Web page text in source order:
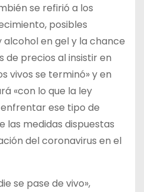
se refirió a los
posibles
en gel y la chance
de precios al insistir en
vivos se terminó» y en
«con lo que la ley
ese tipo de
las medidas dispuestas
del coronavirus en el
se pase de vivo»,